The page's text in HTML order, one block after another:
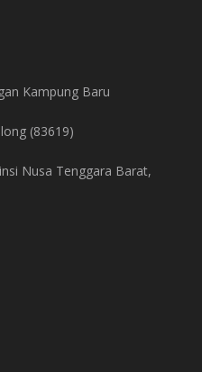
Kampung Baru
(83619)
Nusa Tenggara Barat,